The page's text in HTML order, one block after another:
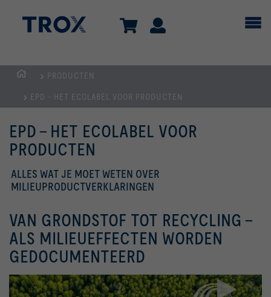
PRODUCTEN
EPD - HET ECOLABEL VOOR PRODUCTEN
EPD - HET ECOLABEL VOOR
PRODUCTEN
ALLES WAT JE MOET WETEN OVER
MILIEUPRODUCTVERKLARINGEN
VAN GRONDSTOF TOT RECYCLING -
ALS MILIEUEFFECTEN WORDEN
GEDOCUMENTEERD